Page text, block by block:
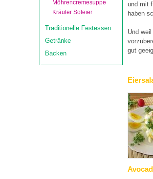
Möhrencremesuppe
Kräuter Soleier
Traditionelle Festessen
Getränke
Backen
und mit
haben
Und
gut